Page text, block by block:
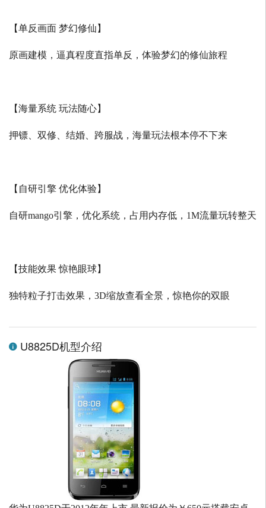
【单反画面 梦幻修仙】
原画建模，逼真程度直指单反，体验梦幻的修仙旅程
【海量系统 玩法随心】
押镖、双修、结婚、跨服战，海量玩法根本停不下来
【自研引擎 优化体验】
自研mango引擎，优化系统，占用内存低， 1M流量玩转整天
【技能效果 惊艳眼球】
独特粒子打击效果， 3D缩放查看全景，惊艳你的双眼
U8825D机型介绍